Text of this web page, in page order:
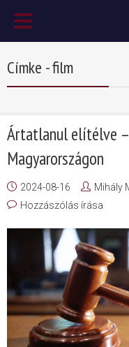
Címke - film
Ártatlanul elítélve
Magyarországon
2024-08-16 Mihály
Hozzászólás írása